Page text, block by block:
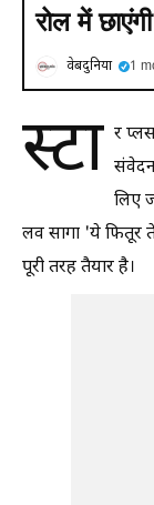
रोल में
वेबदुनिया 1
स्टा र
लिए
लव सागा 'ये फितूर
पूरी तरह तैयार है।